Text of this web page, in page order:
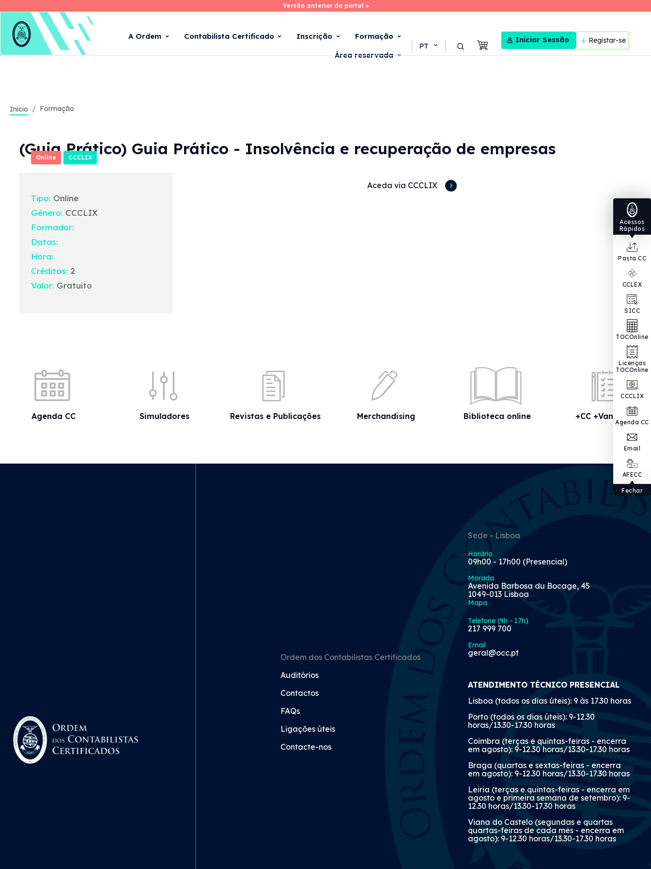
Skip
main
Versão anterior do portal >
Versão anterior do portal >
A Ordem Contabilista Certificado Inscrição Formação
Área reservada
PT User menu Registar-se
Iniciar Sessão
Acessos
Rápidos
Pasta CC
CCLEX
SICC
TOCOnline
Licenças
TOCOnline
CCCLIX
Agenda CC
Email
AFECC
Fechar
Início Formação
Online CCCLIX
(Guia Prático) Guia Prático - Insolvência e recuperação de empresas
Tipo: Online
Género: CCCLIX
Formador:
Datas:
Hora:
Créditos: 2
Valor: Gratuito
Aceda via CCCLIX
Agenda CC Simuladores Revistas e Publicações Merchandising Biblioteca online +CC +Vantagens
Ordem dos Contabilistas Certificados
Auditórios
Contactos
FAQs
Ligações úteis
Contacte-nos
Sede - Lisboa
Horário
09h00 - 17h00 (Presencial)
Morada
Avenida Barbosa du Bocage, 45
1049-013 Lisboa
Mapa
Telefone (9h - 17h)
217 999 700
Email
geral@occ.pt
ATENDIMENTO TÉCNICO PRESENCIAL
Lisboa (todos os dias úteis): 9 às 17.30 horas
Porto (todos os dias úteis): 9-12.30
horas/13.30-17.30 horas
Coimbra (terças e quintas-feiras - encerra
em agosto): 9-12.30 horas/13.30-17.30 horas
Braga (quartas e sextas-feiras - encerra
em agosto): 9-12.30 horas/13.30-17.30 horas
Leiria (terças e quintas-feiras - encerra em
agosto e primeira semana de setembro): 9-
12.30 horas/13.30-17.30 horas
Viana do Castelo (segundas e quartas
quartas-feiras de cada mês - encerra em
agosto): 9-12.30 horas/13.30-17.30 horas